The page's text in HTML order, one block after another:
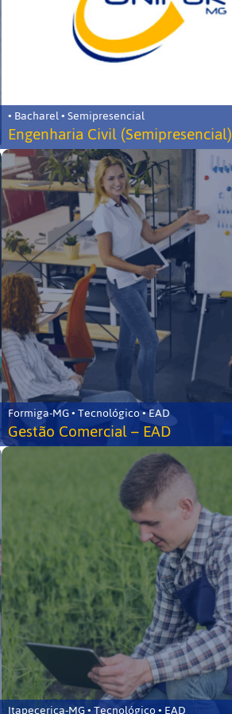
• Bacharel • Semipresencial
Engenharia Civil (Semipresencial)
Formiga-MG • Tecnológico • EAD
Gestão Comercial – EAD